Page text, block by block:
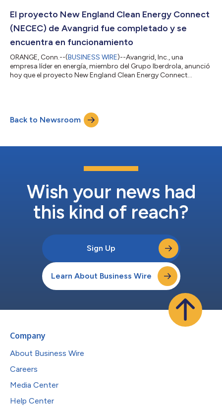
confiabilidad del sistema eléctrico, el crecimiento sostenido de
la demanda de energía y el desa...
El proyecto New England Clean Energy Connect
(NECEC) de Avangrid fue completado y se
encuentra en funcionamiento
ORANGE, Conn.--(BUSINESS WIRE)--Avangrid, Inc., una
empresa líder en energía, miembro del Grupo Iberdrola, anunció
hoy que el proyecto New England Clean Energy Connect
los costos de energía. La fecha de inicio de operación comercial
del proyecto es el 16 de enero de 2026. Con la incorporación de
Back to Newsroom
Wish your news had
this kind of reach?
Sign Up
Learn About Business Wire
Company
About Business Wire
Careers
Media Center
Help Center